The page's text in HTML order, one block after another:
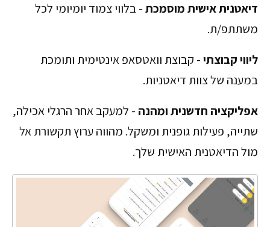
דיאטנית אישית מוסמכת- בלווי צמוד יומיומי לכל
משתתפ/ת.
ליווי קבוצתי- קבוצת וואטסאפ אינטימית ותומכת
במענה של צוות דיאטניות.
אפליקציה חדשנית ומהנה - למעקב אחר הרגלי אכילה,
שתייה, פעילות גופנית ומשקל. מהווה ערוץ תקשורת אל
מול הדיאטנית האישית שלך.